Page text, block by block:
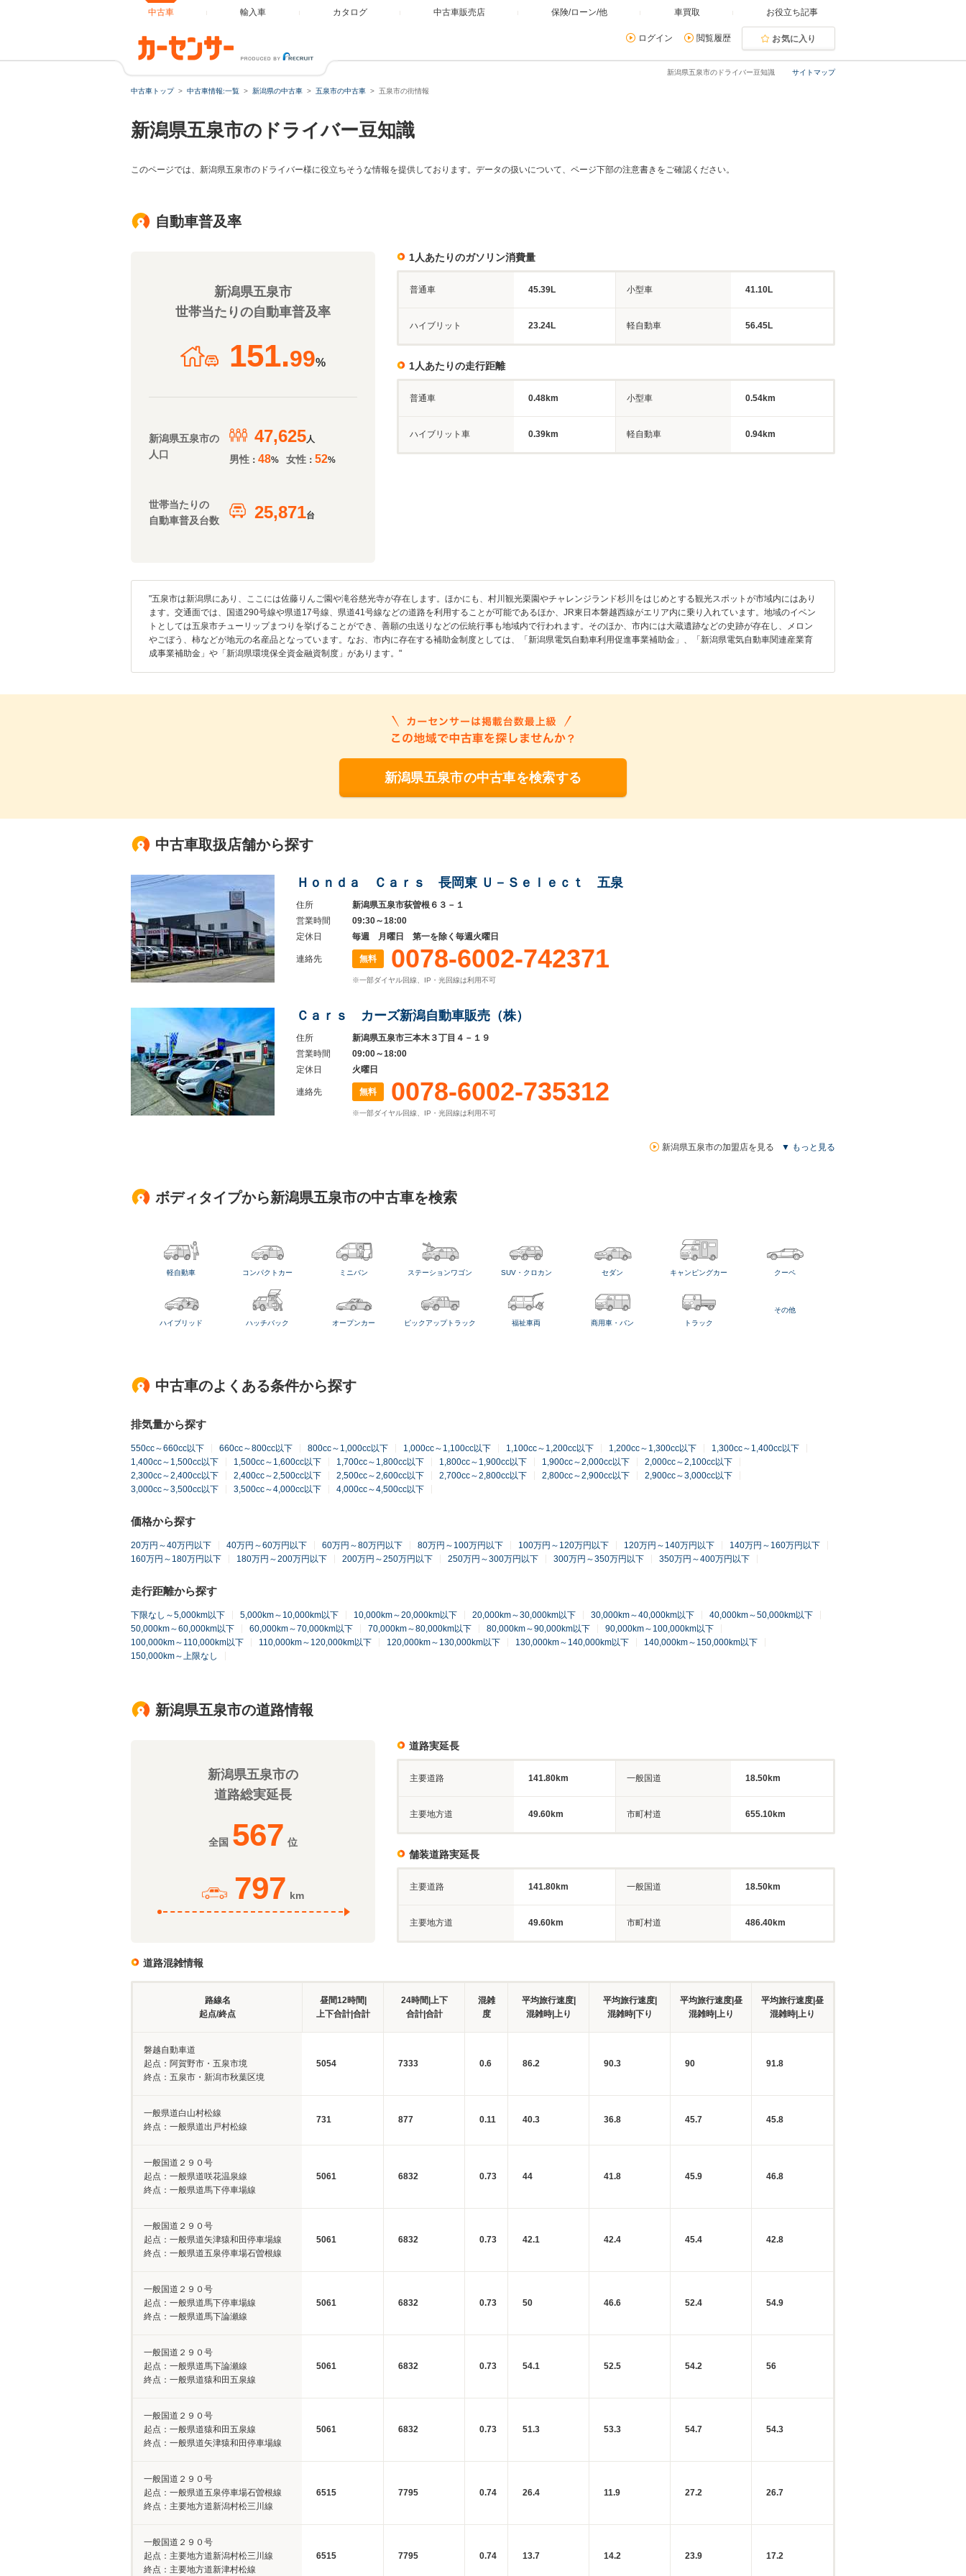
中古車 輸入車 カタログ 中古車販売店 保険/ローン/他 車買取 お役立ち記事
ログイン 閲覧履歴 お気に入り
サイトマップ
新潟県五泉市のドライバー豆知識
中古車トップ 中古車情報:一覧 新潟県の中古車 五泉市の中古車 五泉市の街情報
新潟県五泉市のドライバー豆知識
このページでは、新潟県五泉市のドライバー様に役立ちそうな情報を提供しております。データの扱いについて、ページ下部の注意書きをご確認ください。
自動車普及率
新潟県五泉市
世帯当たりの自動車普及率
151.99%
新潟県五泉市の
人口
47,625人
男性 ： 48% 女性 ： 52%
世帯当たりの
自動車普及台数
25,871台
1人あたりのガソリン消費量
普通車 45.39L 小型車 41.10L
ハイブリット 23.24L 軽自動車 56.45L
1人あたりの走行距離
普通車 0.48km 小型車 0.54km
ハイブリット車 0.39km 軽自動車 0.94km
"五泉市は新潟県にあり、ここには佐藤りんご園や滝谷慈光寺が存在します。ほかにも、村川観光栗園やチャレンジランド杉川をはじめとする観光スポットが市域内にはあり
ます。交通面では、国道290号線や県道17号線、県道41号線などの道路を利用することが可能であるほか、JR東日本磐越西線がエリア内に乗り入れています。地域のイベン
トとしては五泉市チューリップまつりを挙げることができ、善願の虫送りなどの伝統行事も地域内で行われます。そのほか、市内には大蔵遺跡などの史跡が存在し、メロン
やごぼう、柿などが地元の名産品となっています。なお、市内に存在する補助金制度としては、「新潟県電気自動車利用促進事業補助金」、「新潟県電気自動車関連産業育
成事業補助金」や「新潟県環境保全資金融資制度」があります。"
新潟県五泉市の中古車を検索する
中古車取扱店舗から探す
Ｈｏｎｄａ Ｃａｒｓ 長岡東 Ｕ－Ｓｅｌｅｃｔ 五泉
住所
新潟県五泉市荻曽根６３－１
営業時間
09:30～18:00
定休日
毎週 月曜日 第一を除く毎週火曜日
連絡先 無料 0078-6002-742371
※一部ダイヤル回線、IP・光回線は利用不可
Ｃａｒｓ カーズ新潟自動車販売（株）
住所
新潟県五泉市三本木３丁目４－１９
営業時間
09:00～18:00
定休日
火曜日
連絡先 無料 0078-6002-735312
※一部ダイヤル回線、IP・光回線は利用不可
新潟県五泉市の加盟店を見る ▼ もっと見る
ボディタイプから新潟県五泉市の中古車を検索
軽自動車 コンパクトカー ミニバン ステーションワゴン SUV・クロカン セダン キャンピングカー クーペ
ハイブリッド ハッチバック オープンカー ピックアップトラック 福祉車両 商用車・バン トラック
その他
中古車のよくある条件から探す
排気量から探す
550cc～660cc以下 660cc～800cc以下 800cc～1,000cc以下 1,000cc～1,100cc以下 1,100cc～1,200cc以下 1,200cc～1,300cc以下
1,300cc～1,400cc以下
1,400cc～1,500cc以下
1,500cc～1,600cc以下 1,700cc～1,800cc以下 1,800cc～1,900cc以下 1,900cc～2,000cc以下
2,000cc～2,100cc以下
2,300cc～2,400cc以下
2,400cc～2,500cc以下 2,500cc～2,600cc以下 2,700cc～2,800cc以下 2,800cc～2,900cc以下
2,900cc～3,000cc以下
3,000cc～3,500cc以下
3,500cc～4,000cc以下 4,000cc～4,500cc以下
価格から探す
20万円～40万円以下 40万円～60万円以下 60万円～80万円以下 80万円～100万円以下 100万円～120万円以下 120万円～140万円以下
140万円～160万円以下
160万円～180万円以下
180万円～200万円以下 200万円～250万円以下 250万円～300万円以下 300万円～350万円以下 350万円～400万円以下
走行距離から探す
下限なし～5,000km以下 5,000km～10,000km以下 10,000km～20,000km以下 20,000km～30,000km以下 30,000km～40,000km以下
40,000km～50,000km以下
50,000km～60,000km以下
60,000km～70,000km以下 70,000km～80,000km以下 80,000km～90,000km以下
90,000km～100,000km以下
100,000km～110,000km以下
110,000km～120,000km以下 120,000km～130,000km以下 130,000km～140,000km以下
140,000km～150,000km以下
150,000km～上限なし
新潟県五泉市の道路情報
新潟県五泉市の
道路総実延長
全国 567 位
797 km
道路実延長
主要道路 141.80km 一般国道 18.50km
主要地方道 49.60km 市町村道 655.10km
舗装道路実延長
主要道路 141.80km 一般国道 18.50km
主要地方道 49.60km 市町村道 486.40km
道路混雑情報
路線名
起点/終点
昼間12時間|
上下合計|合計
24時間|上下
合計|合計
混雑
度
平均旅行速度|
混雑時|上り
平均旅行速度|
混雑時|下り
平均旅行速度|昼
混雑時|上り
平均旅行速度|昼
混雑時|上り
磐越自動車道
起点：阿賀野市・五泉市境
終点：五泉市・新潟市秋葉区境
5054 7333 0.6 86.2 90.3 90 91.8
一般県道白山村松線
終点：一般県道出戸村松線
731 877 0.11 40.3 36.8 45.7 45.8
一般国道２９０号
起点：一般県道咲花温泉線
終点：一般県道馬下停車場線
5061 6832 0.73 44 41.8 45.9 46.8
一般国道２９０号
起点：一般県道矢津猿和田停車場線
終点：一般県道五泉停車場石曽根線
5061 6832 0.73 42.1 42.4 45.4 42.8
一般国道２９０号
起点：一般県道馬下停車場線
終点：一般県道馬下論瀬線
5061 6832 0.73 50 46.6 52.4 54.9
一般国道２９０号
起点：一般県道馬下論瀬線
終点：一般県道猿和田五泉線
5061 6832 0.73 54.1 52.5 54.2 56
一般国道２９０号
起点：一般県道猿和田五泉線
終点：一般県道矢津猿和田停車場線
5061 6832 0.73 51.3 53.3 54.7 54.3
一般国道２９０号
起点：一般県道五泉停車場石曽根線
終点：主要地方道新潟村松三川線
6515 7795 0.74 26.4 11.9 27.2 26.7
一般国道２９０号
起点：主要地方道新潟村松三川線
終点：主要地方道新津村松線
6515 7795 0.74 13.7 14.2 23.9 17.2